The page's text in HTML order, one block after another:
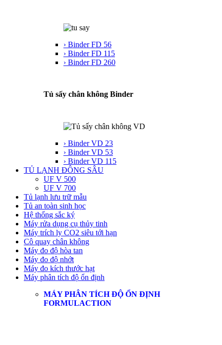
› Binder FD 56
› Binder FD 115
› Binder FD 260
Tủ sấy chân không Binder
› Binder VD 23
› Binder VD 53
› Binder VD 115
TỦ LẠNH ĐÔNG SÂU
UF V 500
UF V 700
Tủ lạnh lưu trữ mẫu
Tủ an toàn sinh học
Hệ thống sắc ký
Máy rửa dụng cụ thủy tinh
Máy trích ly CO2 siêu tới hạn
Cô quay chân không
Máy đo độ hòa tan
Máy đo độ nhớt
Máy đo kích thước hạt
Máy phân tích độ ổn định
MÁY PHÂN TÍCH ĐỘ ỔN ĐỊNH
FORMULACTION